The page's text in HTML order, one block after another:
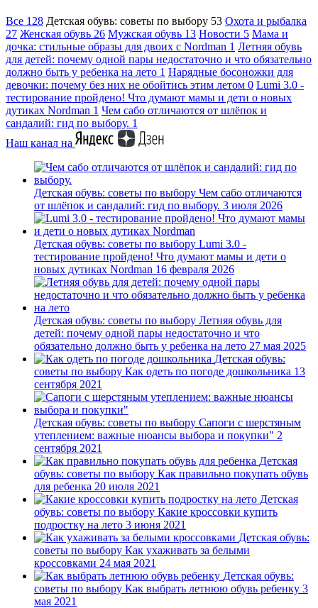
Все 128 Детская обувь: советы по выбору 53 Охота и рыбалка
27 Женская обувь 26 Мужская обувь 13 Новости 5 Мама и
дочка: стильные образы для двоих с Nordman 1 Летняя обувь
для детей: почему одной пары недостаточно и что обязательно
должно быть у ребенка на лето 1 Нарядные босоножки для
девочки: почему без них не обойтись этим летом 0 Lumi 3.0 -
тестирование пройдено! Что думают мамы и дети о новых
дутиках Nordman 1 Чем сабо отличаются от шлёпок и
сандалий: гид по выбору. 1
Наш канал на
Детская обувь: советы по выбору Чем сабо отличаются
от шлёпок и сандалий: гид по выбору. 3 июля 2026
Детская обувь: советы по выбору Lumi 3.0 -
тестирование пройдено! Что думают мамы и дети о
новых дутиках Nordman 16 февраля 2026
Детская обувь: советы по выбору Летняя обувь для
детей: почему одной пары недостаточно и что
обязательно должно быть у ребенка на лето 27 мая 2025
Детская обувь:
советы по выбору Как одеть по погоде дошкольника 13
сентября 2021
Детская обувь: советы по выбору Сапоги с шерстяным
утеплением: важные нюансы выбора и покупки" 2
сентября 2021
Детская
обувь: советы по выбору Как правильно покупать обувь
для ребенка 20 июля 2021
Детская
обувь: советы по выбору Какие кроссовки купить
подростку на лето 3 июня 2021
Детская обувь:
советы по выбору Как ухаживать за белыми
кроссовками 24 мая 2021
Детская обувь:
советы по выбору Как выбрать летнюю обувь ребенку 3
мая 2021